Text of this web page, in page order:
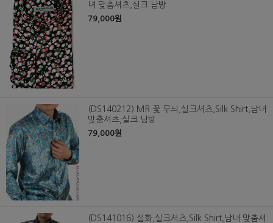
녀 맞춤셔츠,실크 남방
79,000원
(DS140212) MR 꽃 무늬,실크셔츠,Silk Shirt,남녀
맞춤셔츠,실크 남방
79,000원
(DS141016) 설화,실크셔츠,Silk Shirt,남녀 맞춤셔